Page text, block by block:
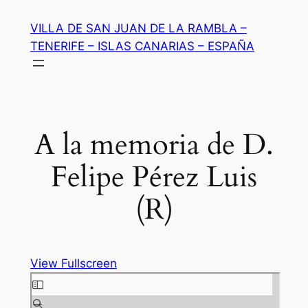
contenido
VILLA DE SAN JUAN DE LA RAMBLA –
TENERIFE – ISLAS CANARIAS – ESPAÑA
A la memoria de D.
Felipe Pérez Luis
(R)
View Fullscreen
Saltar
al